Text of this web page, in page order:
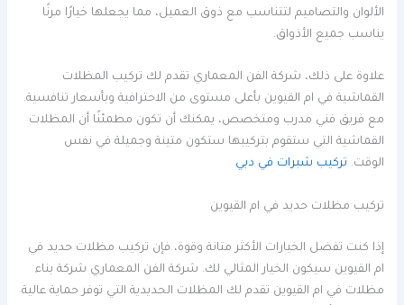
الألوان والتصاميم لتتناسب مع ذوق العميل، مما يجعلها خيارًا مرنًا
يناسب جميع الأذواق.
علاوة على ذلك، شركة الفن المعماري تقدم لك تركيب المظلات
القماشية في ام القيوين بأعلى مستوى من الاحترافية وبأسعار تنافسية.
مع فريق فني مدرب ومتخصص، يمكنك أن تكون مطمئنًا أن المظلات
القماشية التي ستقوم بتركيبها ستكون متينة وجميلة في نفس
الوقت. تركيب شبرات في دبي
تركيب مظلات حديد في ام القيوين
إذا كنت تفضل الخيارات الأكثر متانة وقوة، فإن تركيب مظلات حديد في
ام القيوين سيكون الخيار المثالي لك. شركة الفن المعماري شركة بناء
مظلات في ام القيوين تقدم لك المظلات الحديدية التي توفر حماية عالية